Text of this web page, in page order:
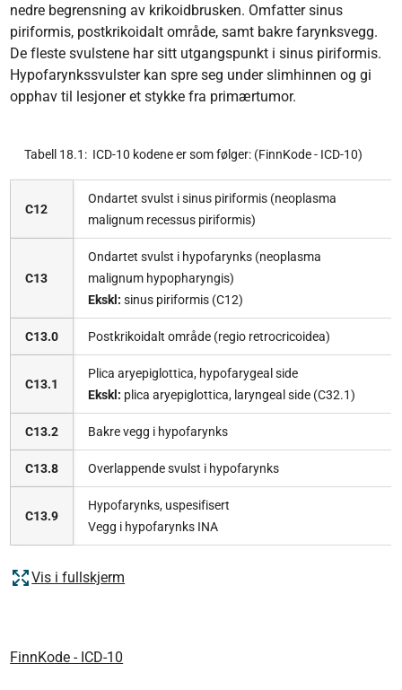
nedre begrensning av krikoidbrusken. Omfatter sinus
piriformis, postkrikoidalt område, samt bakre farynksvegg.
De fleste svulstene har sitt utgangspunkt i sinus piriformis.
Hypofarynkssvulster kan spre seg under slimhinnen og gi
opphav til lesjoner et stykke fra primærtumor.
Tabell 18.1: ICD-10 kodene er som følger: (FinnKode - ICD-10)
C12
Ondartet svulst i sinus piriformis (neoplasma
malignum recessus piriformis)
C13
Ondartet svulst i hypofarynks (neoplasma
malignum hypopharyngis)
Ekskl: sinus piriformis (C12)
C13.0 Postkrikoidalt område (regio retrocricoidea)
C13.1
Plica aryepiglottica, hypofarygeal side
Ekskl: plica aryepiglottica, laryngeal side (C32.1)
C13.2 Bakre vegg i hypofarynks
C13.8 Overlappende svulst i hypofarynks
C13.9
Hypofarynks, uspesifisert
Vegg i hypofarynks INA
Vis i fullskjerm
FinnKode - ICD-10